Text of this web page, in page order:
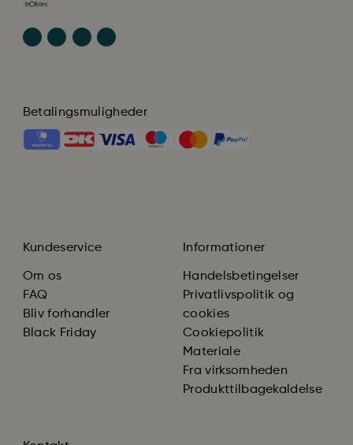
Betalingsmuligheder
Kundeservice
Om os
FAQ
Bliv forhandler
Black Friday
Informationer
Handelsbetingelser
Privatlivspolitik og
cookies
Cookiepolitik
Materiale
Fra virksomheden
Produkttilbagekaldelse